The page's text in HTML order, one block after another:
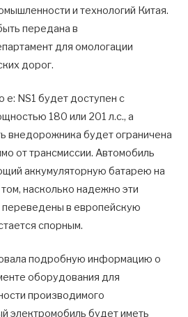
и технологий Китая.
передана в
для омологации
дорог.
e: NS1 будет доступен с
180 или 201 л.с., а
внедорожника будет ограничена
от трансмиссии. Автомобиль
аккумуляторную батарею на
насколько надежно эти
переведены в европейскую
спорным.
подробную информацию о
оборудования для
производимого
электромобиль будет иметь